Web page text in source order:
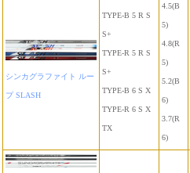
シンカグラファイト ルー
プ SLASH
TYPE-B 5 R S
S+
TYPE-R 5 R S
S+
TYPE-B 6 S X
TYPE-R 6 S X
TX
4.5(B
5)
4.8(R
5)
5.2(B
6)
3.7(R
6)